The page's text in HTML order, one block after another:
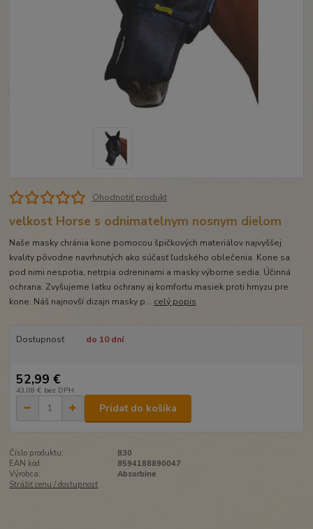
Ohodnotiť produkt
velkost Horse s odnimatelnym nosnym dielom
Naše masky chránia kone pomocou špičkových materiálov najvyššej
kvality pôvodne navrhnutých ako súčasť ľudského oblečenia. Kone sa
pod nimi nespotia, netrpia odreninami a masky výborne sedia. Účinná
ochrana. Zvyšujeme latku ochrany aj komfortu masiek proti hmyzu pre
kone. Náš najnovší dizajn masky p... celý popis
Dostupnosť do 10 dní
52,99 €
43,08 € bez DPH
Pridať do košíka
Číslo produktu:
830
EAN kód:
8594188890047
Výrobca:
Absorbine
Strážiť cenu / dostupnosť